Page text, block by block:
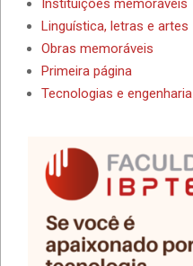
Instituições memoráveis
Linguística, letras e artes
Obras memoráveis
Primeira página
Tecnologias e engenharia